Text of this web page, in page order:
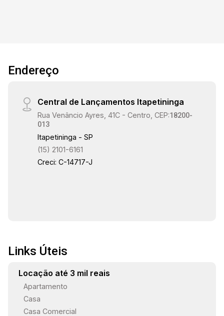
com conforto e qualidade de vida em um dos
condomínios mais desejados da Zona Norte de
Endereço
Central de Lançamentos Itapetininga
Rua Venâncio Ayres, 41C - Centro, CEP:18200-
013
Itapetininga - SP
(15) 2101-6161
Creci: C-14717-J
Links Úteis
Locação até 3 mil reais
Apartamento
Casa
Casa Comercial